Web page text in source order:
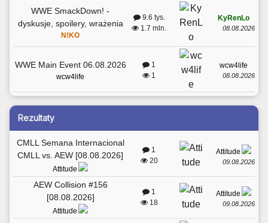
WWE SmackDown! -
dyskusje, spoilery, wrażenia
N!KO
9.6 tys.
1.7 mln.
KyRenLo
08.08.2026
WWE Main Event 06.08.2026
wcw4life
1
1
wcw4life
08.08.2026
Rezultaty
CMLL Semana Internacional
CMLL vs. AEW [08.08.2026]
Attitude
1
20
Attitude
09.08.2026
AEW Collision #156
[08.08.2026]
Attitude
1
18
Attitude
09.08.2026